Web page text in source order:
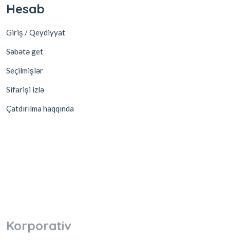
Hesab
Giriş / Qeydiyyat
Səbətə get
Seçilmişlər
Sifarişi izlə
Çatdırılma haqqında